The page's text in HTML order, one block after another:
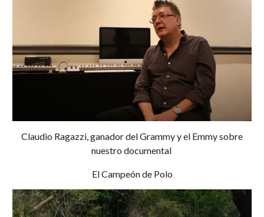
Claudio Ragazzi, ganador del Grammy y el Emmy sobre
nuestro documental
El Campeón de Polo